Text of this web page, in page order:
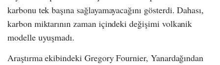
karbonu tek başına sağlayamayacağını gösterdi. Dahası,
karbon miktarının zaman içindeki değişimi volkanik
modelle uyuşmadı.
Araştırma ekibindeki Gregory Fournier, Yanardağından